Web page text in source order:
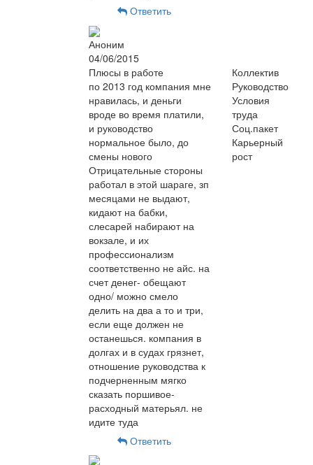
Ответить
Аноним
04/06/2015
Плюсы в работе
по 2013 год компания мне
нравилась, и деньги
вроде во время платили,
и руководство
нормальное было, до
смены нового
Отрицательные стороны
работал в этой шараге, зп
месяцами не выдают,
кидают на бабки,
слесарей набирают на
вокзале, и их
профессионализм
соответственно не айс. на
счет денег- обещают
одно/ можно смело
делить на два а то и три,
если еще должен не
останешься. компания в
долгах и в судах грязнет,
отношение руководства к
подчерненным мягко
сказать поршивое-
расходный матерьял. не
идите туда
Коллектив
Руководство
Условия
труда
Соц.пакет
Карьерный
рост
Ответить